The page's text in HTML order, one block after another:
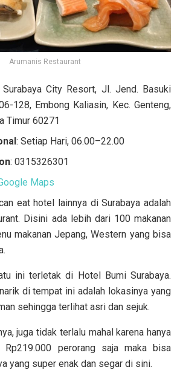
Arumanis Restaurant
City Resort, Jl. Jend. Basuki
128, Embong Kaliasin, Kec. Genteng,
Timur 60271
: Setiap Hari, 06.00–22.00
: 0315326301
Maps
eat hotel lainnya di Surabaya adalah
Disini ada lebih dari 100 makanan
makanan Jepang, Western yang bisa
ini terletak di Hotel Bumi Surabaya.
di tempat ini adalah lokasinya yang
sehingga terlihat asri dan sejuk.
juga tidak terlalu mahal karena hanya
Rp219.000 perorang saja maka bisa
yang super enak dan segar di sini.